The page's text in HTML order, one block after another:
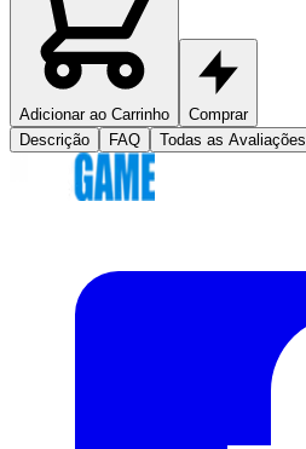
Adicionar ao Carrinho
Comprar
Descrição
FAQ Todas as Avaliações